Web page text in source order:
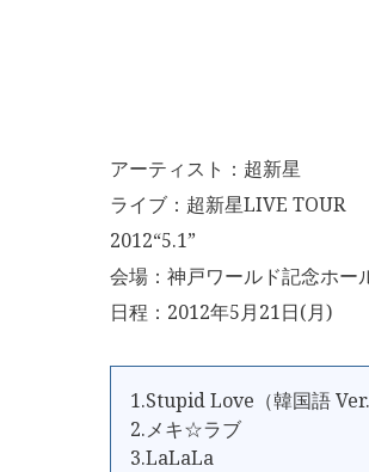
アーティスト：超新星
ライブ：超新星LIVE TOUR
2012“5.1”
会場：神戸ワールド記念ホー
日程：2012年5月21日(月)
1.Stupid Love（韓国語 Ver.
2.メキ☆ラブ
3.LaLaLa